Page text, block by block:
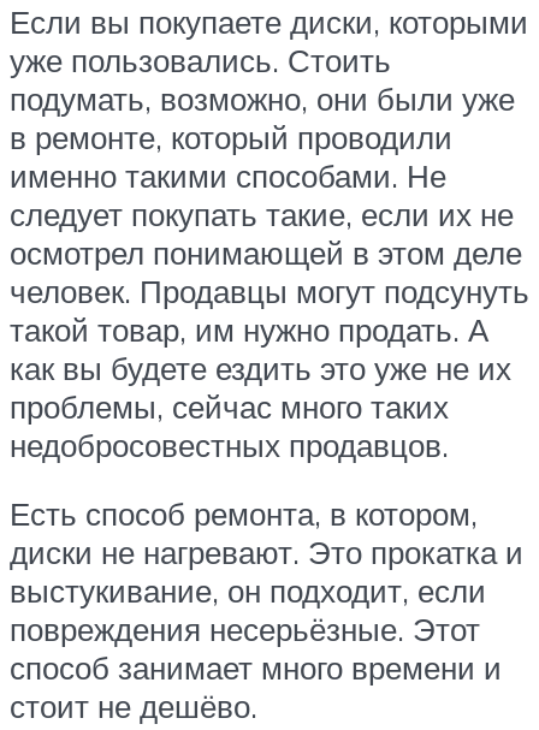
Если вы покупаете диски, которыми
уже пользовались. Стоить
подумать, возможно, они были уже
в ремонте, который проводили
именно такими способами. Не
следует покупать такие, если их не
осмотрел понимающей в этом деле
человек. Продавцы могут подсунуть
такой товар, им нужно продать. А
как вы будете ездить это уже не их
проблемы, сейчас много таких
недобросовестных продавцов.
Есть способ ремонта, в котором,
диски не нагревают. Это прокатка и
выстукивание, он подходит, если
повреждения несерьёзные. Этот
способ занимает много времени и
стоит не дешёво.